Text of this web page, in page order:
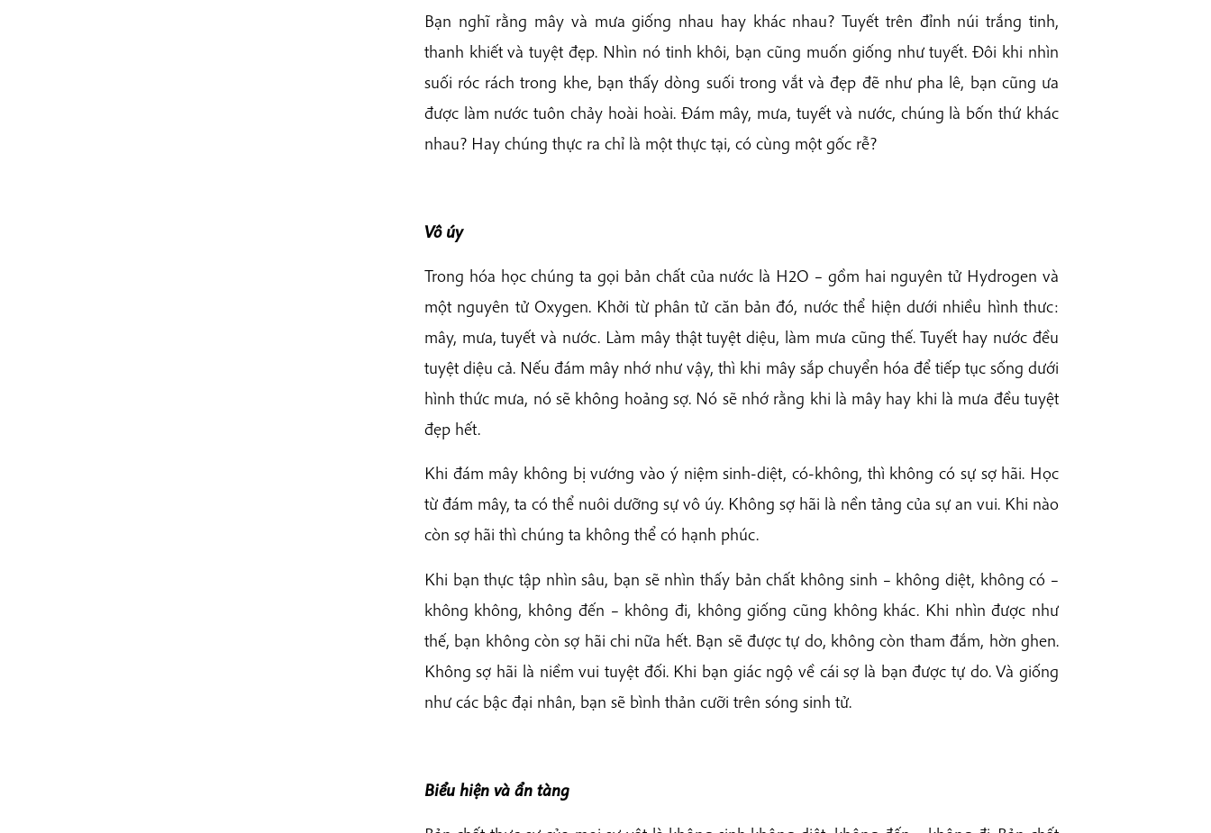
Bạn nghĩ rằng mây và mưa giống nhau hay khác nhau? Tuyết trên đỉnh núi trắng tinh,
thanh khiết và tuyệt đẹp. Nhìn nó tinh khôi, bạn cũng muốn giống như tuyết. Đôi khi nhìn
suối róc rách trong khe, bạn thấy dòng suối trong vắt và đẹp đẽ như pha lê, bạn cũng ưa
được làm nước tuôn chảy hoài hoài. Đám mây, mưa, tuyết và nước, chúng là bốn thứ khác
nhau? Hay chúng thực ra chỉ là một thực tại, có cùng một gốc rễ?
Vô úy
Trong hóa học chúng ta gọi bản chất của nước là H2O – gồm hai nguyên tử Hydrogen và
một nguyên tử Oxygen. Khởi từ phân tử căn bản đó, nước thể hiện dưới nhiều hình thưc:
mây, mưa, tuyết và nước. Làm mây thật tuyệt diệu, làm mưa cũng thế. Tuyết hay nước đều
tuyệt diệu cả. Nếu đám mây nhớ như vậy, thì khi mây sắp chuyển hóa để tiếp tục sống dưới
hình thức mưa, nó sẽ không hoảng sợ. Nó sẽ nhớ rằng khi là mây hay khi là mưa đều tuyệt
đẹp hết.
Khi đám mây không bị vướng vào ý niệm sinh-diệt, có-không, thì không có sự sợ hãi. Học
từ đám mây, ta có thể nuôi dưỡng sự vô úy. Không sợ hãi là nền tảng của sự an vui. Khi nào
còn sợ hãi thì chúng ta không thể có hạnh phúc.
Khi bạn thực tập nhìn sâu, bạn sẽ nhìn thấy bản chất không sinh – không diệt, không có –
không không, không đến – không đi, không giống cũng không khác. Khi nhìn được như
thế, bạn không còn sợ hãi chi nữa hết. Bạn sẽ được tự do, không còn tham đắm, hờn ghen.
Không sợ hãi là niềm vui tuyệt đối. Khi bạn giác ngộ về cái sợ là bạn được tự do. Và giống
như các bậc đại nhân, bạn sẽ bình thản cưỡi trên sóng sinh tử.
Biểu hiện và ẩn tàng